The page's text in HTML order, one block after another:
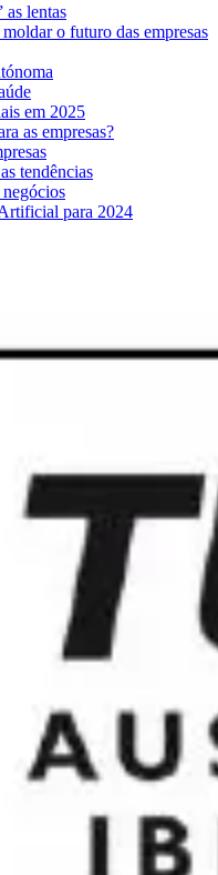
as lentas
o futuro das empresas
em 2025
as empresas?
tendências
para 2024